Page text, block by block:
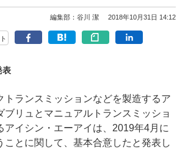
編集部：谷川 潔 2018年10月31日 14:12
表
ランスミッションなどを製造するア
ブリュとマニュアルトランスミッショ
アイシン・エーアイは、2019年4月に
ことに関して、基本合意したと発表し